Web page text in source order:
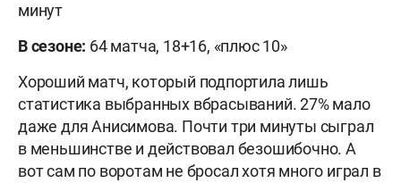
минут
В сезоне: 64 матча, 18+16, «плюс 10»
Хороший матч, который подпортила лишь
статистика выбранных вбрасываний. 27% мало
даже для Анисимова. Почти три минуты сыграл
в меньшинстве и действовал безошибочно. А
вот сам по воротам не бросал хотя много играл в